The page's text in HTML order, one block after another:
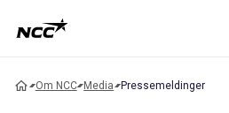
Om NCC Media Pressemeldinger